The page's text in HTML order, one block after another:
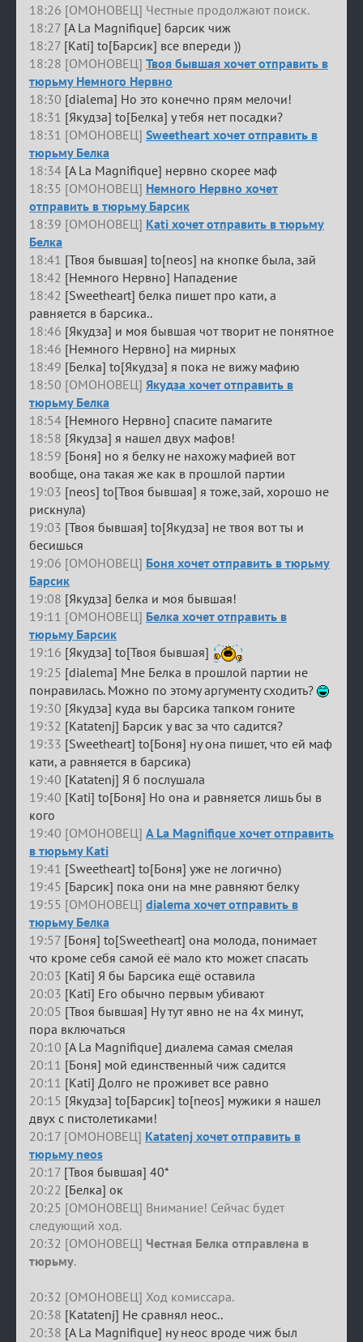
18:26 [ОМОНОВЕЦ] Честные продолжают поиск.
18:27 [A La Magnifique] барсик чиж
18:27 [Kati] to[Барсик] все впереди ))
18:28 [ОМОНОВЕЦ] Твоя бывшая хочет отправить в
тюрьму Немного Нервно
18:30 [dialema] Но это конечно прям мелочи!
18:31 [Якудза] to[Белка] у тебя нет посадки?
18:31 [ОМОНОВЕЦ] Sweetheart хочет отправить в
тюрьму Белка
18:34 [A La Magnifique] нервно скорее маф
18:35 [ОМОНОВЕЦ] Немного Нервно хочет
отправить в тюрьму Барсик
18:39 [ОМОНОВЕЦ] Kati хочет отправить в тюрьму
Белка
18:41 [Твоя бывшая] to[neos] на кнопке была, зай
18:42 [Немного Нервно] Нападение
18:42 [Sweetheart] белка пишет про кати, а
равняется в барсика..
18:46 [Якудза] и моя бывшая чот творит не понятное
18:46 [Немного Нервно] на мирных
18:49 [Белка] to[Якудза] я пока не вижу мафию
18:50 [ОМОНОВЕЦ] Якудза хочет отправить в
тюрьму Белка
18:54 [Немного Нервно] спасите памагите
18:58 [Якудза] я нашел двух мафов!
18:59 [Боня] но я белку не нахожу мафией вот
вообще, она такая же как в прошлой партии
19:03 [neos] to[Твоя бывшая] я тоже,зай, хорошо не
рискнула)
19:03 [Твоя бывшая] to[Якудза] не твоя вот ты и
бесишься
19:06 [ОМОНОВЕЦ] Боня хочет отправить в тюрьму
Барсик
19:08 [Якудза] белка и моя бывшая!
19:11 [ОМОНОВЕЦ] Белка хочет отправить в
тюрьму Барсик
19:16 [Якудза] to[Твоя бывшая]
19:25 [dialema] Мне Белка в прошлой партии не
понравилась. Можно по этому аргументу сходить?
19:30 [Якудза] куда вы барсика тапком гоните
19:32 [Katatenj] Барсик у вас за что садится?
19:33 [Sweetheart] to[Боня] ну она пишет, что ей маф
кати, а равняется в барсика)
19:40 [Katatenj] Я б послушала
19:40 [Kati] to[Боня] Но она и равняется лишь бы в
кого
19:40 [ОМОНОВЕЦ] A La Magnifique хочет отправить
в тюрьму Kati
19:41 [Sweetheart] to[Боня] уже не логично)
19:45 [Барсик] пока они на мне равняют белку
19:55 [ОМОНОВЕЦ] dialema хочет отправить в
тюрьму Белка
19:57 [Боня] to[Sweetheart] она молода, понимает
что кроме себя самой её мало кто может спасать
20:03 [Kati] Я бы Барсика ещё оставила
20:03 [Kati] Его обычно первым убивают
20:05 [Твоя бывшая] Ну тут явно не на 4х минут,
пора включаться
20:10 [A La Magnifique] диалема самая смелая
20:11 [Боня] мой единственный чиж садится
20:11 [Kati] Долго не проживет все равно
20:15 [Якудза] to[Барсик] to[neos] мужики я нашел
двух с пистолетиками!
20:17 [ОМОНОВЕЦ] Katatenj хочет отправить в
тюрьму neos
20:17 [Твоя бывшая] 40*
20:22 [Белка] ок
20:25 [ОМОНОВЕЦ] Внимание! Сейчас будет
следующий ход.
20:32 [ОМОНОВЕЦ] Честная Белка отправлена в
тюрьму.
20:32 [ОМОНОВЕЦ] Ход комиссара.
20:38 [Katatenj] Не сравнял неос..
20:38 [A La Magnifique] ну неос вроде чиж был